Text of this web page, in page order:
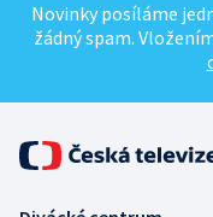
Novinky posíláme
žádný spam.